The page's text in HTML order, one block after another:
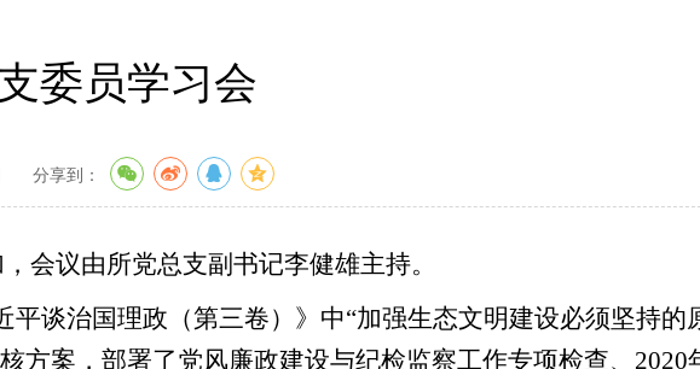
委员学习会
分享到：
会议由所党总支副书记李健雄主持。
平谈治国理政（第三卷）》中“加强生态文明建设必须坚持的
方案，部署了党风廉政建设与纪检监察工作专项检查、2020